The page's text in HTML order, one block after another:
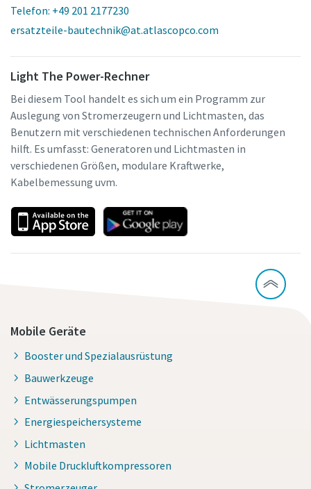
Telefon: +49 201 2177230
ersatzteile-bautechnik@at.atlascopco.com
Light The Power-Rechner
Bei diesem Tool handelt es sich um ein Programm zur
Auslegung von Stromerzeugern und Lichtmasten, das
Benutzern mit verschiedenen technischen Anforderungen
hilft. Es umfasst: Generatoren und Lichtmasten in
verschiedenen Größen, modulare Kraftwerke,
Kabelbemessung uvm.
Mobile Geräte
Booster und Spezialausrüstung
Bauwerkzeuge
Entwässerungspumpen
Energiespeichersysteme
Lichtmasten
Mobile Druckluftkompressoren